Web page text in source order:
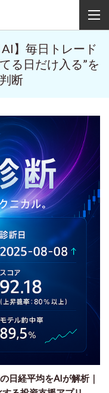
AI】毎日トレード
る日だけ入る”を
断
日経平均をAIが解析｜